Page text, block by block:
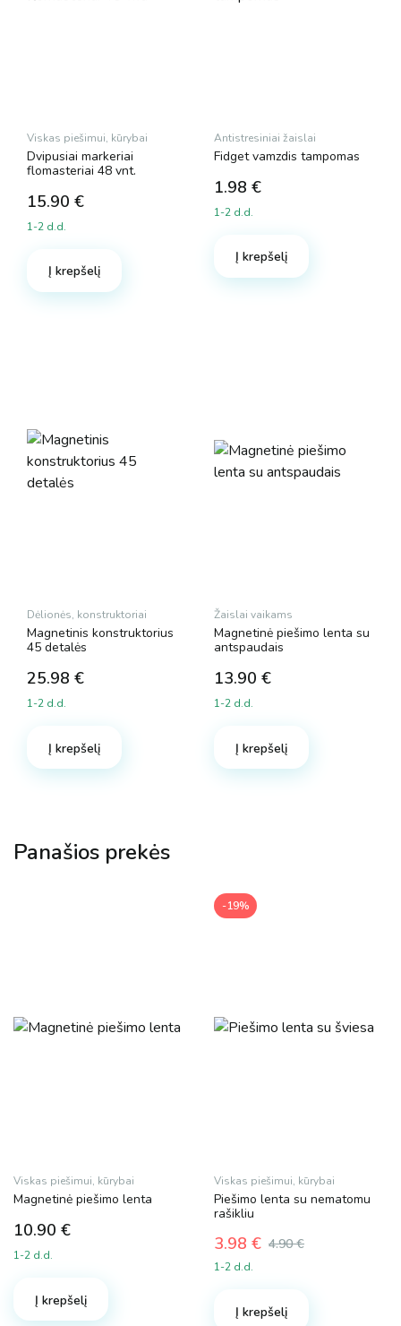
Viskas piešimui, kūrybai
Dvipusiai markeriai
flomasteriai 48 vnt.
15.90 €
1-2 d.d.
Į krepšelį
Antistresiniai žaislai
Fidget vamzdis tampomas
1.98 €
1-2 d.d.
Į krepšelį
Dėlionės, konstruktoriai
Magnetinis konstruktorius
45 detalės
25.98 €
1-2 d.d.
Į krepšelį
Žaislai vaikams
Magnetinė piešimo lenta su
antspaudais
13.90 €
1-2 d.d.
Į krepšelį
Panašios prekės
Viskas piešimui, kūrybai
Magnetinė piešimo lenta
10.90 €
1-2 d.d.
Į krepšelį
-19%
Viskas piešimui, kūrybai
Piešimo lenta su nematomu
rašikliu
4.90€
Original
price
4.90 €.
3.98 €
Current
price
3.98 €.
1-2 d.d.
Į krepšelį